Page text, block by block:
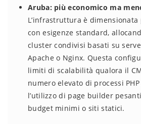
Aruba: più economico ma
L’infrastruttura è
con esigenze standard,
cluster condivisi basati su
Apache o Nginx. Questa
limiti di scalabilità qualora il
numero elevato di processi
l’utilizzo di page builder
budget minimi o siti statici.